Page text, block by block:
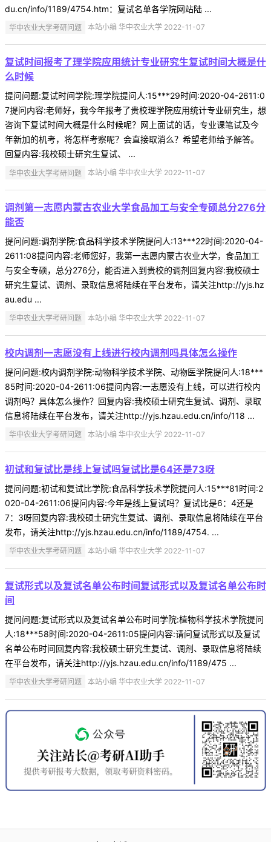
du.cn/info/1189/4754.htm：复试名单各学院网站陆 ...
华中农业大学考研问题 本站小编 华中农业大学 2022-11-07
复试时间报考了理学院应用统计专业研究生复试时间大概是什
么时候
提问问题:复试时间学院:理学院提问人:15***29时间:2020-04-2611:0
7提问内容:老师好，我今年报考了贵校理学院应用统计专业研究生，想
咨询下复试时间大概是什么时候呢？网上面试的话，专业课笔试及今
年新加的机考，将怎样考察呢？会直接取消么？希望老师给予解答。
回复内容:我校硕士研究生复试、 ...
华中农业大学考研问题 本站小编 华中农业大学 2022-11-07
调剂第一志愿内蒙古农业大学食品加工与安全专硕总分276分
能否
提问问题:调剂学院:食品科学技术学院提问人:13***22时间:2020-04-
2611:08提问内容:老师您好，我第一志愿内蒙古农业大学，食品加工
与安全专硕，总分276分，能否进入到贵校的调剂回复内容:我校硕士
研究生复试、调剂、录取信息将陆续在平台发布，请关注http://yjs.hz
au.edu ...
华中农业大学考研问题 本站小编 华中农业大学 2022-11-07
校内调剂一志愿没有上线进行校内调剂吗具体怎么操作
提问问题:校内调剂学院:动物科学技术学院、动物医学院提问人:18***
85时间:2020-04-2611:06提问内容:一志愿没有上线，可以进行校内
调剂吗？具体怎么操作？回复内容:我校硕士研究生复试、调剂、录取
信息将陆续在平台发布，请关注http://yjs.hzau.edu.cn/info/118 ...
华中农业大学考研问题 本站小编 华中农业大学 2022-11-07
初试和复试比是线上复试吗复试比是64还是73呀
提问问题:初试和复试比学院:食品科学技术学院提问人:15***81时间:2
020-04-2611:06提问内容:今年是线上复试吗？复试比是6：4还是
7：3呀回复内容:我校硕士研究生复试、调剂、录取信息将陆续在平台
发布，请关注http://yjs.hzau.edu.cn/info/1189/4754. ...
华中农业大学考研问题 本站小编 华中农业大学 2022-11-07
复试形式以及复试名单公布时间复试形式以及复试名单公布时
间
提问问题:复试形式以及复试名单公布时间学院:植物科学技术学院提问
人:18***58时间:2020-04-2611:05提问内容:请问复试形式以及复试
名单公布时间回复内容:我校硕士研究生复试、调剂、录取信息将陆续
在平台发布，请关注http://yjs.hzau.edu.cn/info/1189/475 ...
华中农业大学考研问题 本站小编 华中农业大学 2022-11-07